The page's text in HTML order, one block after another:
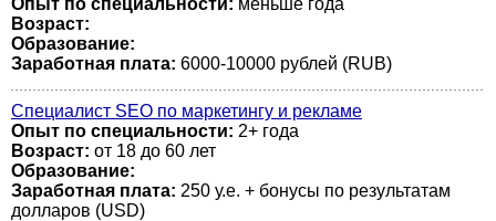
Опыт по специальности: меньше года
Возраст:
Образование:
Заработная плата: 6000-10000 рублей (RUB)
Специалист SEO по маркетингу и рекламе
Опыт по специальности: 2+ года
Возраст: от 18 до 60 лет
Образование:
Заработная плата: 250 у.е. + бонусы по результатам
долларов (USD)